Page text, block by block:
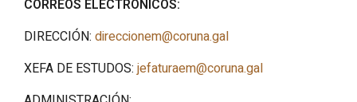
CORREOS ELECTRÓNICOS:
DIRECCIÓN: direccionem@coruna.gal
XEFA DE ESTUDOS: jefaturaem@coruna.gal